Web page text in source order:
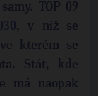
TOP 09
, v níž se
kterém se
Stát, kde
má naopak